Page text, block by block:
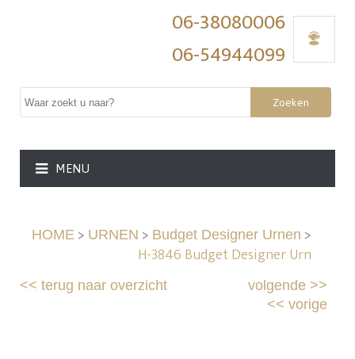
06-38080006
06-54944099
Zoeken
MENU
HOME> URNEN > Budget Designer Urnen >
H-3846 Budget Designer Urn
<<terug naar overzicht volgende>>
<< vorige